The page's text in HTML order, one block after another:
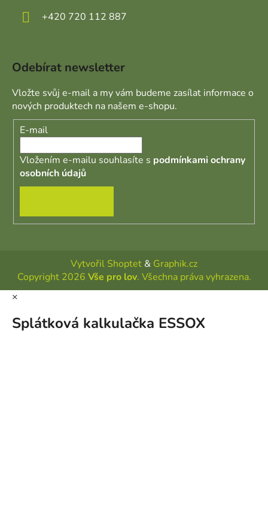
+420 720 112 887
Odebírat newsletter
Vložte svůj e-mail a my vám budeme zasílat informace o
nových produktech na našem e-shopu.
E-mail
Vložením e-mailu souhlasíte s podmínkami ochrany
osobních údajů
Vytvořil Shoptet & Graphik.cz
Copyright 2026 Vše pro lov. Všechna práva vyhrazena.
×
Splátková kalkulačka ESSOX